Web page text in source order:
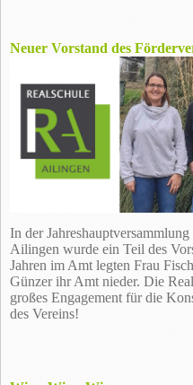
Neuer Vorstand des
In der
Ailingen wurde ein Teil des
Jahren im Amt legten Frau
Günzer ihr Amt nieder. Die
großes Engagement für die
des Vereins!